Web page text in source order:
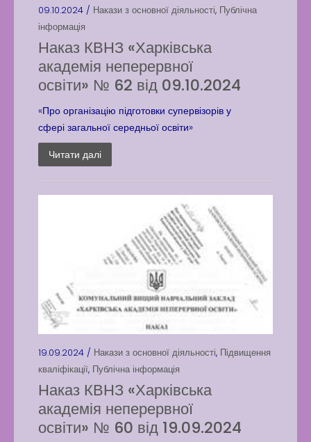
09.10.2024 / Накази з основної діяльності, Публічна
інформація
Наказ КВНЗ «Харківська
академія неперервної
освіти» № 62 від 09.10.2024
«Про організацію підготовки супервізорів у
сфері загальної середньої освіти»
Читати далі
19.09.2024 / Накази з основної діяльності, Підвищення
кваліфікації, Публічна інформація
Наказ КВНЗ «Харківська
академія неперервної
освіти» № 60 від 19.09.2024